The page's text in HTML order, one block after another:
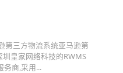
第三方物流系统亚马逊第
皇家网络科技的RWMS
务商,采用...